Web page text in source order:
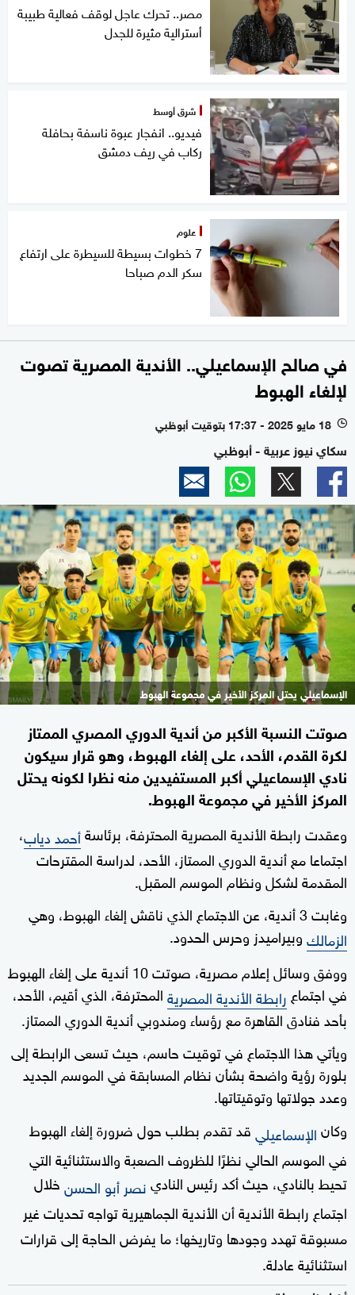
مصر.. تحرك عاجل لوقف فعالية طبيبة
أسترالية مثيرة للجدل
شرق أوسط
فيديو.. انفجار عبوة ناسفة بحافلة
ركاب في ريف دمشق
علوم
7 خطوات بسيطة للسيطرة على ارتفاع
سكر الدم صباحا
في صالح الإسماعيلي.. الأندية المصرية تصوت
لإلغاء الهبوط
l 18 مايو 2025 - 17:37 بتوقيت أبوظبي
سكاي نيوز عربية - أبوظبي
الإسماعيلي يحتل المركز الأخير في مجموعة الهبوط
صوتت النسبة الأكبر من أندية الدوري المصري الممتاز
لكرة القدم، الأحد، على إلغاء الهبوط، وهو قرار سيكون
نادي الإسماعيلي أكبر المستفيدين منه نظرا لكونه يحتل
المركز الأخير في مجموعة الهبوط.
وعقدت رابطة الأندية المصرية المحترفة، برئاسةأحمد دياب،
اجتماعا مع أندية الدوري الممتاز، الأحد، لدراسة المقترحات
المقدمة لشكل ونظام الموسم المقبل.
وغابت 3 أندية، عن الاجتماع الذي ناقش إلغاء الهبوط، وهي
الزمالكوبيراميدز وحرس الحدود.
ووفق وسائل إعلام مصرية، صوتت 10 أندية على إلغاء الهبوط
في اجتماع رابطة الأندية المصريةالمحترفة، الذي أقيم، الأحد،
بأحد فنادق القاهرة مع رؤساء ومندوبي أندية الدوري الممتاز.
ويأتي هذا الاجتماع في توقيت حاسم، حيث تسعى الرابطة إلى
بلورة رؤية واضحة بشأن نظام المسابقة في الموسم الجديد
وعدد جولاتها وتوقيتاتها.
وكانالإسماعيليقد تقدم بطلب حول ضرورة إلغاء الهبوط
في الموسم الحالي نظرًا للظروف الصعبة والاستثنائية التي
تحيط بالنادي، حيث أكد رئيس النادينصر أبو الحسنخلال
اجتماع رابطة الأندية أن الأندية الجماهيرية تواجه تحديات غير
مسبوقة تهدد وجودها وتاريخها؛ ما يفرض الحاجة إلى قرارات
استثنائية عادلة.